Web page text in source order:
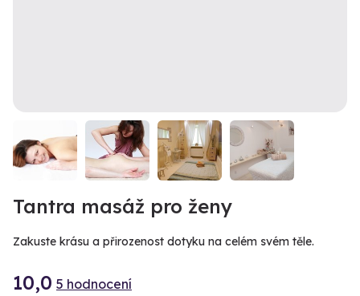
Tantra masáž pro ženy
Zakuste krásu a přirozenost dotyku na celém svém těle.
10,0 5 hodnocení